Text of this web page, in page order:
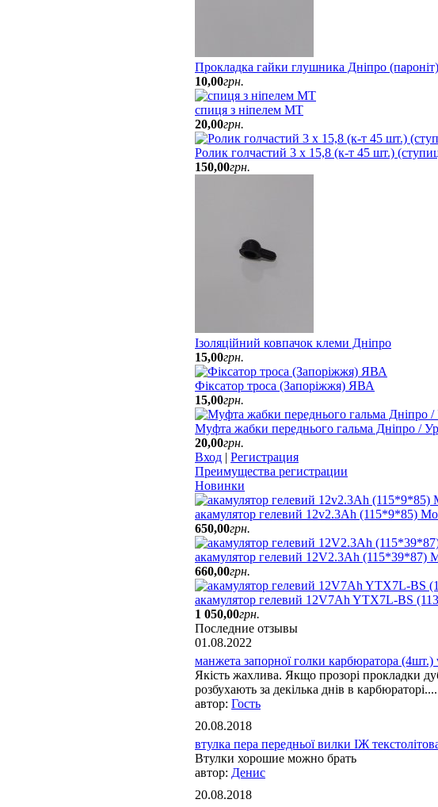
Прокладка гайки глушника Дніпро (пароніт)
10,00грн.
спиця з ніпелем МТ
20,00грн.
Ролик голчастий 3 х 15,8 (к-т 45 шт.)
150,00грн.
Ізоляційний ковпачок клеми Дніпро
15,00грн.
Фіксатор троса (Запоріжжя) ЯВА
15,00грн.
Муфта жабки переднього гальма Дніпро /
20,00грн.
Вход | Регистрация
Преимущества регистрации
Новинки
акамулятор гелевий 12v2.3Ah (115*9*85)
650,00грн.
акамулятор гелевий 12V2.3Ah (115*39*87)
660,00грн.
акамулятор гелевий 12V7Ah YTX7L-BS
1 050,00грн.
Последние отзывы
01.08.2022
манжета запорної голки карбюратора (4шт.)
Якість жахлива. Якщо прозорі прокладки
розбухають за декілька днів в
Гость
20.08.2018
втулка пера передньої вилки ІЖ
Втулки хорошие можно брать
Денис
20.08.2018